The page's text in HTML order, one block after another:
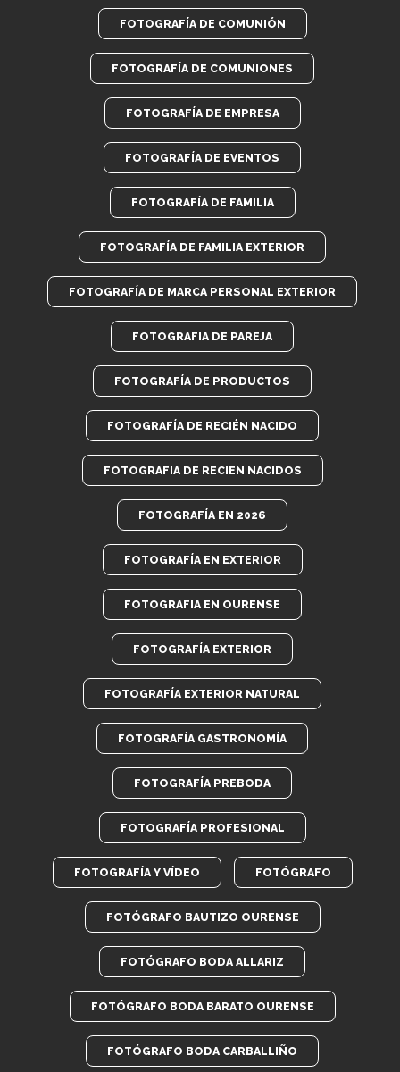
FOTOGRAFÍA DE COMUNIÓN
FOTOGRAFÍA DE COMUNIONES
FOTOGRAFÍA DE EMPRESA
FOTOGRAFÍA DE EVENTOS
FOTOGRAFÍA DE FAMILIA
FOTOGRAFÍA DE FAMILIA EXTERIOR
FOTOGRAFÍA DE MARCA PERSONAL EXTERIOR
FOTOGRAFIA DE PAREJA
FOTOGRAFÍA DE PRODUCTOS
FOTOGRAFÍA DE RECIÉN NACIDO
FOTOGRAFIA DE RECIEN NACIDOS
FOTOGRAFÍA EN 2026
FOTOGRAFÍA EN EXTERIOR
FOTOGRAFIA EN OURENSE
FOTOGRAFÍA EXTERIOR
FOTOGRAFÍA EXTERIOR NATURAL
FOTOGRAFÍA GASTRONOMÍA
FOTOGRAFÍA PREBODA
FOTOGRAFÍA PROFESIONAL
FOTOGRAFÍA Y VÍDEO FOTÓGRAFO
FOTÓGRAFO BAUTIZO OURENSE
FOTÓGRAFO BODA ALLARIZ
FOTÓGRAFO BODA BARATO OURENSE
FOTÓGRAFO BODA CARBALLIÑO